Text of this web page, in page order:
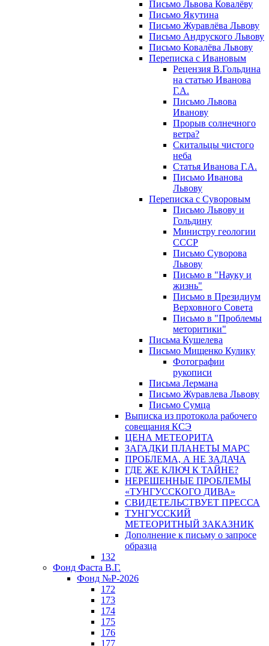
Письмо Львова Ковалёву
Письмо Якутина
Письмо Журавлёва Львову
Письмо Андруского Львову
Письмо Ковалёва Львову
Переписка с Ивановым
Рецензия В.Гольдина
на статью Иванова
Г.А.
Письмо Львова
Иванову
Прорыв солнечного
ветра?
Скитальцы чистого
неба
Статья Иванова Г.А.
Письмо Иванова
Львову
Переписка с Суворовым
Письмо Львову и
Гольдину
Министру геологии
СССР
Письмо Суворова
Львову
Письмо в "Науку и
жизнь"
Письмо в Президиум
Верховного Совета
Письмо в "Проблемы
меторитики"
Письма Кушелева
Письмо Мищенко Кулику
Фотографии
рукописи
Письма Лермана
Письмо Журавлева Львову
Письмо Сумца
Выписка из протокола рабочего
совещания КСЭ
ЦЕНА МЕТЕОРИТА
ЗАГАДКИ ПЛАНЕТЫ МАРС
ПРОБЛЕМА, А НЕ ЗАДАЧА
ГДЕ ЖЕ КЛЮЧ К ТАЙНЕ?
НЕРЕШЕННЫЕ ПРОБЛЕМЫ
«ТУНГУССКОГО ДИВА»
СВИДЕТЕЛЬСТВУЕТ ПРЕССА
ТУНГУССКИЙ
МЕТЕОРИТНЫЙ ЗАКАЗНИК
Дополнение к письму о запросе
образца
132
Фонд Фаста В.Г.
Фонд №Р-2026
172
173
174
175
176
177